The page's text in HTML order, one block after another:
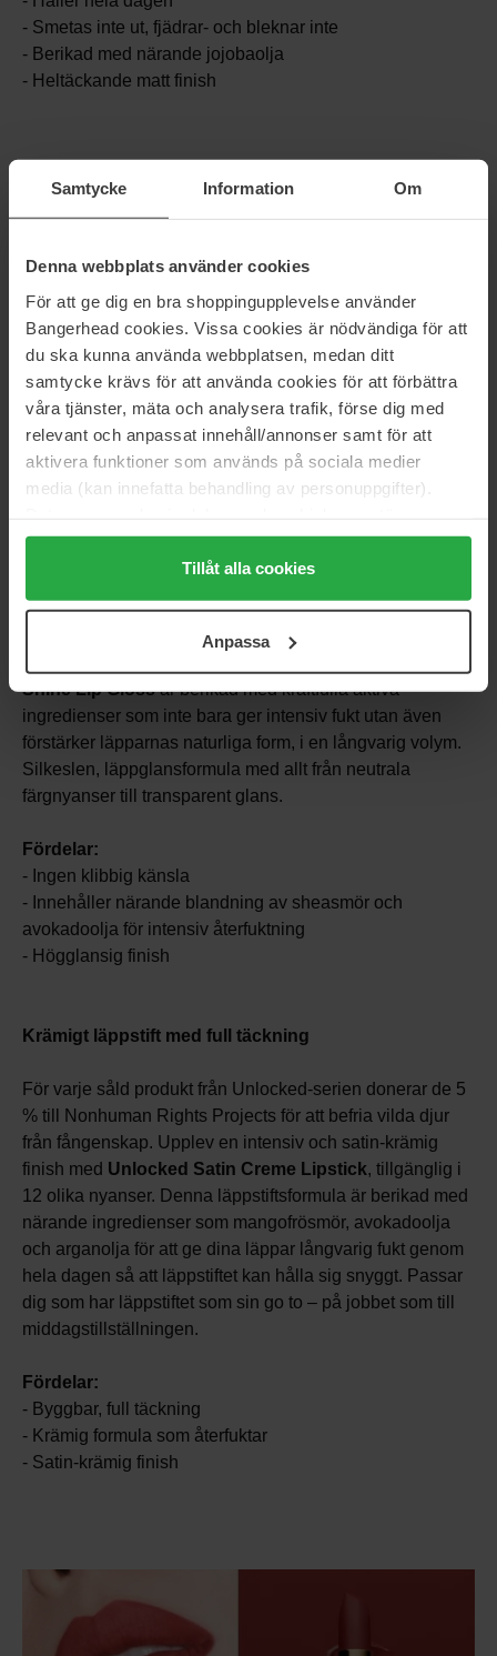
Samtycke Information Om
Denna webbplats använder cookies
För att ge dig en bra shoppingupplevelse använder
Bangerhead cookies. Vissa cookies är nödvändiga för att
du ska kunna använda webbplatsen, medan ditt
samtycke krävs för att använda cookies för att förbättra
våra tjänster, mäta och analysera trafik, förse dig med
relevant och anpassat innehåll/annonser samt för att
aktivera funktioner som används på sociala medier
media (kan innefatta behandling av personuppgifter).
Genom att trycka på "Tillåt alla cookies" accepterar du
alla cookies, medan du under "Detaljer" kan anpassa
användningen av cookies. Du kan när som helst återkalla
samt vår Integritetspolicy.
Tillåt alla cookies
Anpassa
- Smetas inte ut, fjädrar- och bleknar inte
- Berikad med närande jojobaolja
- Heltäckande matt finish
Fylliga läppar & oemotståndlig glans
Shine Lip Glossär berikad med kraftfulla aktiva
ingredienser som inte bara ger intensiv fukt utan även
förstärker läpparnas naturliga form, i en långvarig volym.
Silkeslen, läppglansformula med allt från neutrala
färgnyanser till transparent glans.
Fördelar:
- Ingen klibbig känsla
- Innehåller närande blandning av sheasmör och
avokadoolja för intensiv återfuktning
- Högglansig finish
Krämigt läppstift med full täckning
För varje såld produkt från Unlocked-serien donerar de 5
% till Nonhuman Rights Projects för att befria vilda djur
från fångenskap. Upplev en intensiv och satin-krämig
finish med Unlocked Satin Creme Lipstick, tillgänglig i
12 olika nyanser. Denna läppstiftsformula är berikad med
närande ingredienser som mangofrösmör, avokadoolja
och arganolja för att ge dina läppar långvarig fukt genom
hela dagen så att läppstiftet kan hålla sig snyggt. Passar
dig som har läppstiftet som sin go to – på jobbet som till
middagstillställningen.
Fördelar:
- Byggbar, full täckning
- Krämig formula som återfuktar
- Satin-krämig finish